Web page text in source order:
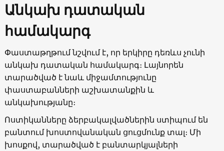
Անկախ դատական ​​
համակարգ
Փաստաթղթում նշվում է, որ երկիրը դեռևս չունի
անկախ դատական ​​համակարգ։ Լայնորեն
տարածված է նաև միջամտությունը
փաստաբանների աշխատանքին և
անկախությանը։
Ոստիկանները ձերբակալվածներին ստիպում են
բանտում խոստովանական ցուցմունք տալ։ Մի
խոսքով, տարածված է բանտարկյալների